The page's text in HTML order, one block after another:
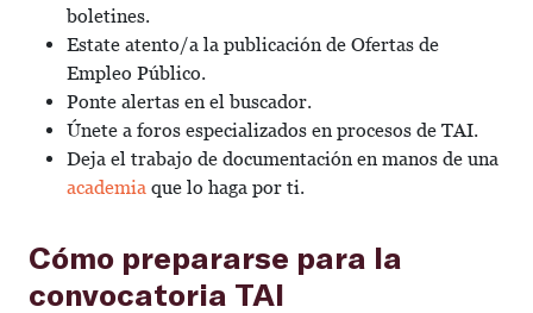
boletines.
Estate atento/a la publicación de Ofertas de
Empleo Público.
Ponte alertas en el buscador.
Únete a foros especializados en procesos de TAI.
Deja el trabajo de documentación en manos de una
academia que lo haga por ti.
Cómo prepararse para la
convocatoria TAI